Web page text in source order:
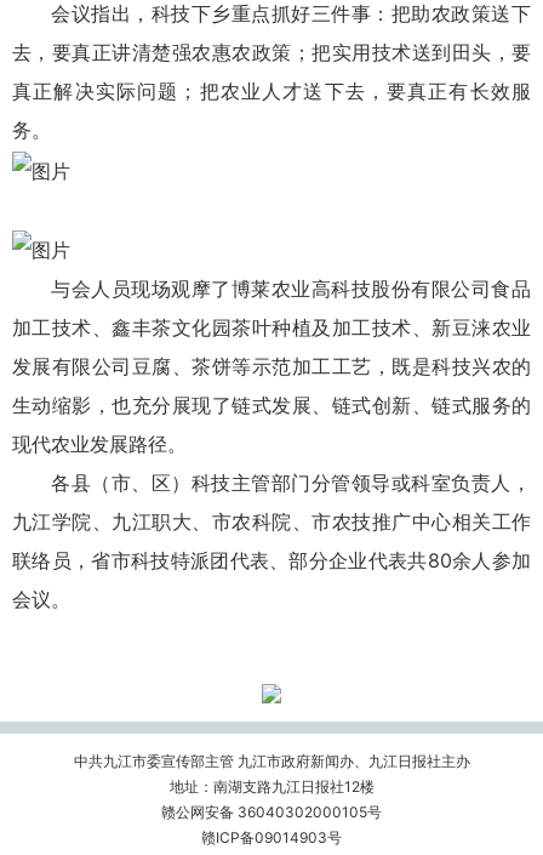
会议指出，科技下乡重点抓好三件事：把助农政策送下
去，要真正讲清楚强农惠农政策；把实用技术送到田头，要
真正解决实际问题；把农业人才送下去，要真正有长效服
务。
与会人员现场观摩了博莱农业高科技股份有限公司食品
加工技术、鑫丰茶文化园茶叶种植及加工技术、新豆涞农业
发展有限公司豆腐、茶饼等示范加工工艺，既是科技兴农的
生动缩影，也充分展现了链式发展、链式创新、链式服务的
现代农业发展路径。
各县（市、区）科技主管部门分管领导或科室负责人，
九江学院、九江职大、市农科院、市农技推广中心相关工作
联络员，省市科技特派团代表、部分企业代表共80余人参加
会议。
中共九江市委宣传部主管 九江市政府新闻办、九江日报社主办
地址：南湖支路九江日报社12楼
赣公网安备 36040302000105号
赣ICP备09014903号